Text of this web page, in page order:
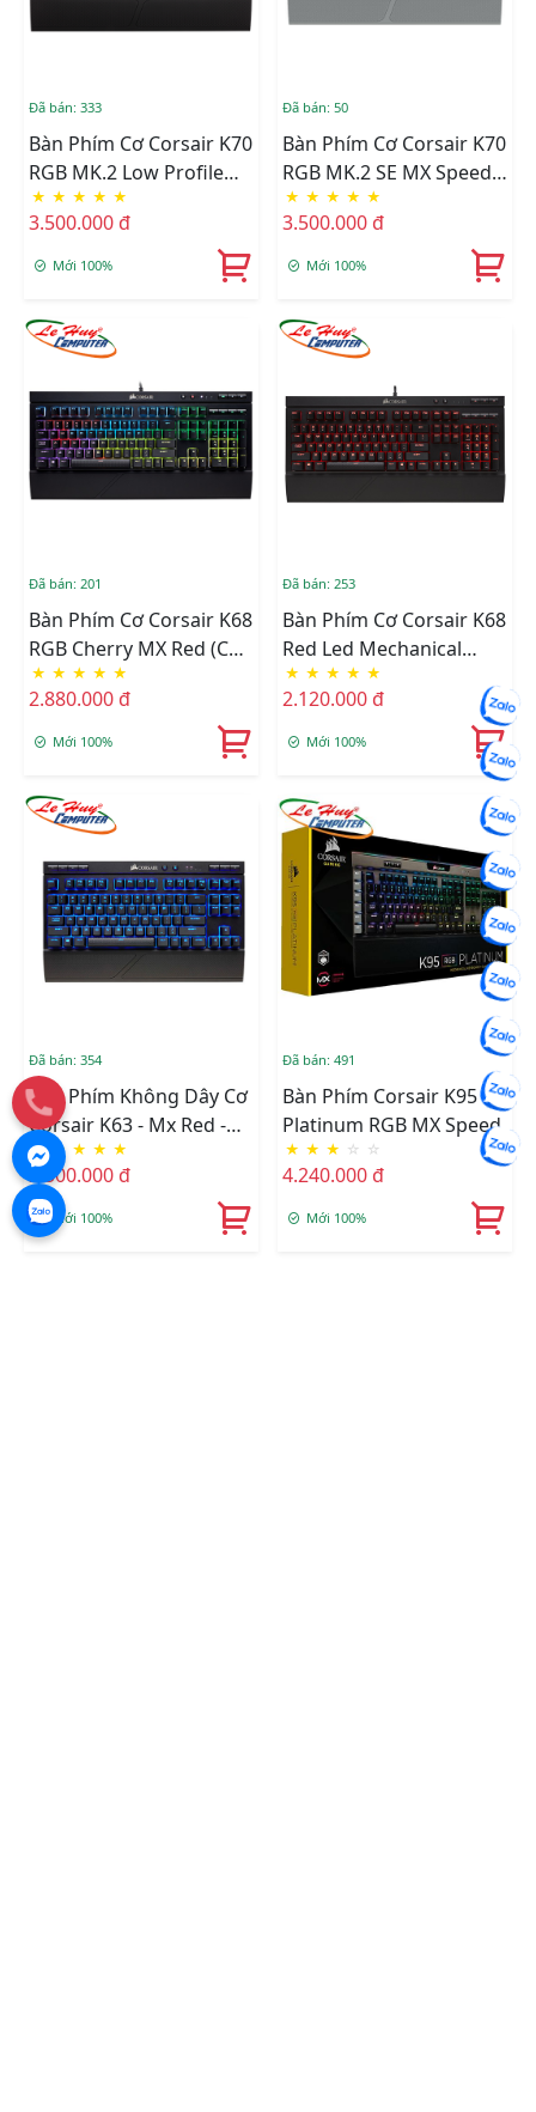
Đã bán: 333
Bàn Phím Cơ Corsair K70
RGB MK.2 Low Profile
MX Speed (CH-9109018-
NA)
★ ★ ★ ★ ★
3.500.000 đ
Mới 100%
Đã bán: 50
Bàn Phím Cơ Corsair K70
RGB MK.2 SE MX Speed
(CH-9109114-NA)
★ ★ ★ ★ ★
3.500.000 đ
Mới 100%
Đã bán: 201
Bàn Phím Cơ Corsair K68
RGB Cherry MX Red (CH-
9102010-NA)
★ ★ ★ ★ ★
2.880.000 đ
Mới 100%
Đã bán: 253
Bàn Phím Cơ Corsair K68
Red Led Mechanical
Cherry MX Red (CH-
9102020-NA)
★ ★ ★ ★ ★
2.120.000 đ
Mới 100%
Đã bán: 354
Bàn Phím Không Dây Cơ
Corsair K63 - Mx Red -
Blue Led (CH-9145030-
NA)
★ ★ ★ ★ ★
2.500.000 đ
Mới 100%
Đã bán: 491
Bàn Phím Corsair K95
Platinum RGB MX Speed
★ ★ ★ ☆ ☆
4.240.000 đ
Mới 100%